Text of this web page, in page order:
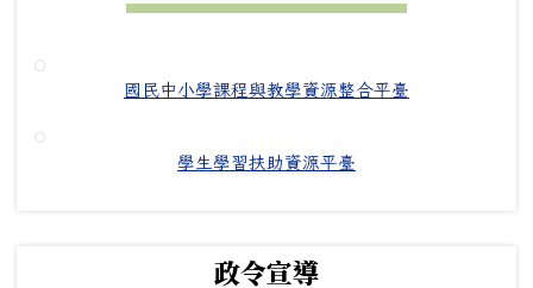
國民中小學課程與教學資源整合平臺
學生學習扶助資源平臺
政令宣導